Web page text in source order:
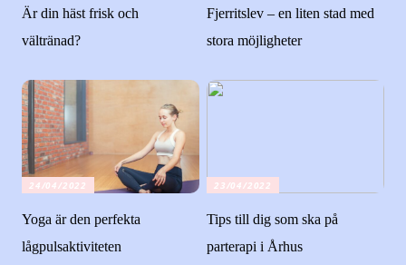
Är din häst frisk och
vältränad?
Fjerritslev – en liten stad med
stora möjligheter
24/04/2022
Yoga är den perfekta
lågpulsaktiviteten
23/04/2022
Tips till dig som ska på
parterapi i Århus